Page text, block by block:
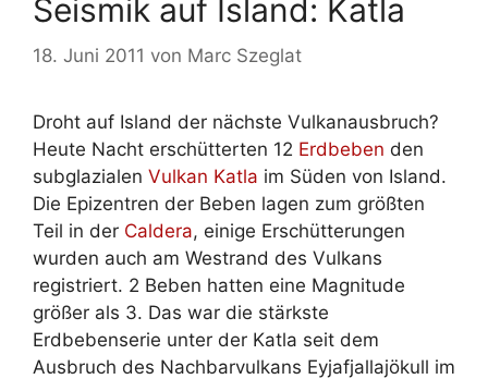
Seismik auf Island: Katla
18. Juni 2011 von Marc Szeglat
Droht auf Island der nächste Vulkanausbruch?
Heute Nacht erschütterten 12 Erdbeben den
subglazialen Vulkan Katla im Süden von Island.
Die Epizentren der Beben lagen zum größten
Teil in der Caldera, einige Erschütterungen
wurden auch am Westrand des Vulkans
registriert. 2 Beben hatten eine Magnitude
größer als 3. Das war die stärkste
Erdbebenserie unter der Katla seit dem
Ausbruch des Nachbarvulkans Eyjafjallajökull im